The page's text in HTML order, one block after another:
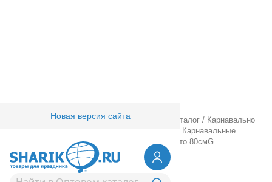
Новая версия сайта
Товары для праздника/ Оптовый каталог / Карнавально
Карнавальные
Накидка дет HWN черн Тыква золото 80смG